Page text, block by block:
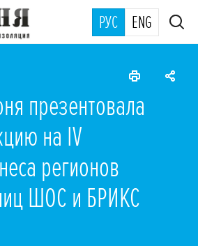
РУС ENG
презентовала
на IV
регионов
ШОС и БРИКС